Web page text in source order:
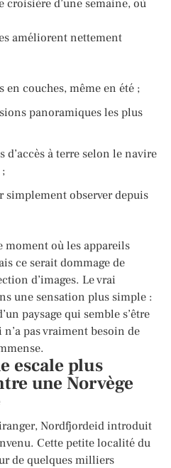
croisière d’une semaine, où
améliorent nettement
en couches, même en été ;
panoramiques les plus
à terre selon le navire
simplement observer depuis
moment où les appareils
ce serait dommage de
d’images. Le vrai
une sensation plus simple :
paysage qui semble s’être
pas vraiment besoin de
escale plus
une Norvège
Nordfjordeid introduit
Cette petite localité du
de quelques milliers